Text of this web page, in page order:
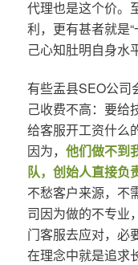
代理也是这个价。
利，更有甚者就是
己心知肚明自身水
有些盂县SEO公司
己收费不高：要给
给客服开工资什么
因为， 他们做不到
队，创始人直接负
不愁客户来源，不
司因为做的不专业
门客服去应对，必
在理念中就是追求